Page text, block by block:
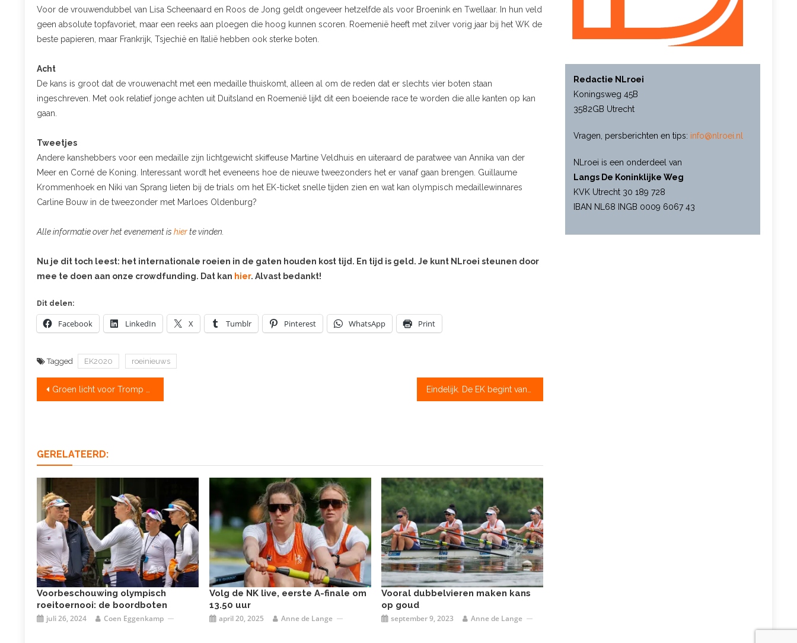
Voor de vrouwendubbel van Lisa Scheenaard en Roos de Jong geldt ongeveer hetzelfde als voor Broenink en Twellaar. In hun veld
geen absolute topfavoriet, maar een reeks aan ploegen die hoog kunnen scoren. Roemenië heeft met zilver vorig jaar bij het WK de
beste papieren, maar Frankrijk, Tsjechië en Italië hebben ook sterke boten.
Acht
De kans is groot dat de vrouwenacht met een medaille thuiskomt, alleen al om de reden dat er slechts vier boten staan
ingeschreven. Met ook relatief jonge achten uit Duitsland en Roemenië lijkt dit een boeiende race te worden die alle kanten op kan
gaan.
Tweetjes
Andere kanshebbers voor een medaille zijn lichtgewicht skiffeuse Martine Veldhuis en uiteraard de paratwee van Annika van der
Meer en Corné de Koning. Interessant wordt het eveneens hoe de nieuwe tweezonders het er vanaf gaan brengen. Guillaume
Krommenhoek en Niki van Sprang lieten bij de trials om het EK-ticket snelle tijden zien en wat kan olympisch medaillewinnares
Carline Bouw in de tweezonder met Marloes Oldenburg?
Alle informatie over het evenement is hierte vinden.
Nu je dit toch leest: het internationale roeien in de gaten houden kost tijd. En tijd is geld. Je kunt NLroei steunen door
mee te doen aan onze crowdfunding. Dat kan hier. Alvast bedankt!
Dit delen:
Facebook LinkedIn X Tumblr Pinterest WhatsApp Print
Tagged EK2020 roeinieuws
Bericht
Groen licht voor Tromp Boatraces: roeien en wegwezen
GERELATEERD:
Voorbeschouwing olympisch
roeitoernooi: de boordboten
juli 26, 2024 Coen Eggenkamp
Volg de NK live, eerste A-finale om
13.50 uur
april 20, 2025 Anne de Lange
Vooral dubbelvieren maken kans
op goud
september 9, 2023 Anne de Lange
Redactie NLroei
Koningsweg 45B
3582GB Utrecht
Vragen, persberichten en tips: info@nlroei.nl
NLroei is een onderdeel van
Langs De Koninklijke Weg
KVK Utrecht 30 189 728
IBAN NL68 INGB 0009 6067 43